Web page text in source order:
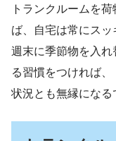
トランクルームを荷
ば、自宅は常にスッ
週末に季節物を入
る習慣をつければ
状況とも無縁になる